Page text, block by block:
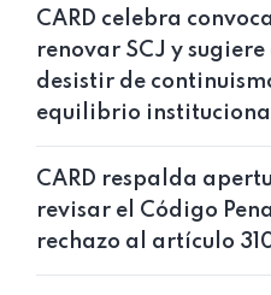
CARD celebra
renovar SCJ y
desistir de
equilibrio
CARD respalda
revisar el Código
rechazo al artículo